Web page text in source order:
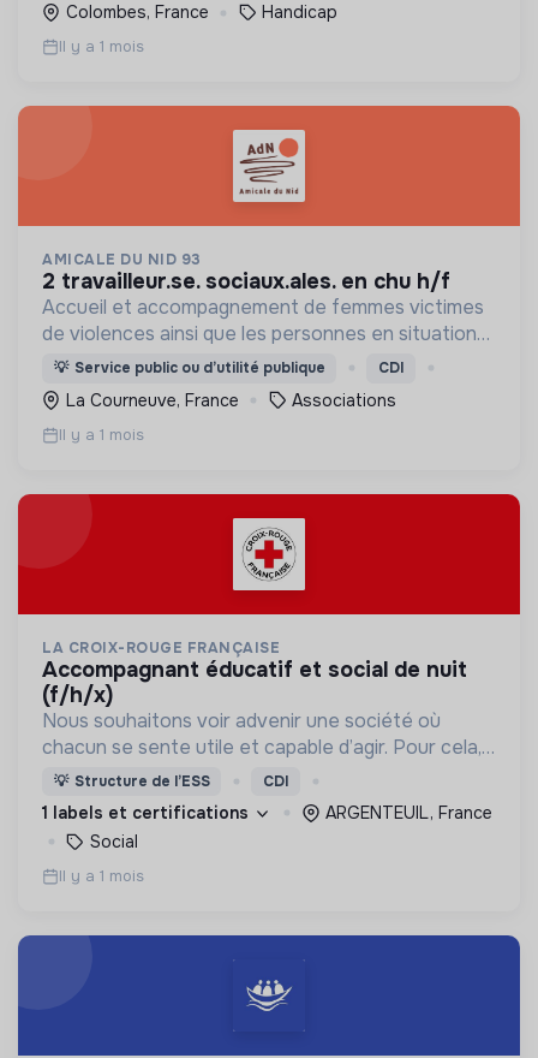
Colombes, France Handicap
Il y a 1 mois
AMICALE DU NID 93
2 travailleur.se. sociaux.ales. en chu h/f
Accueil et accompagnement de femmes victimes
de violences ainsi que les personnes en situation
de grande précarité, dans une démarche fondée
sur le respect, la solidarité et l’inclusion.
💡 Service public ou d’utilité publique CDI
La Courneuve, France Associations
Il y a 1 mois
LA CROIX-ROUGE FRANÇAISE
accompagnant éducatif et social de nuit
(f/h/x)
Nous souhaitons voir advenir une société où
chacun se sente utile et capable d’agir. Pour cela,
nous proposons des moyens et des lieux
d’engagement innovants et adaptés à tous.
💡 Structure de l’ESS CDI
1 labels et certifications
ARGENTEUIL, France
Social
Il y a 1 mois